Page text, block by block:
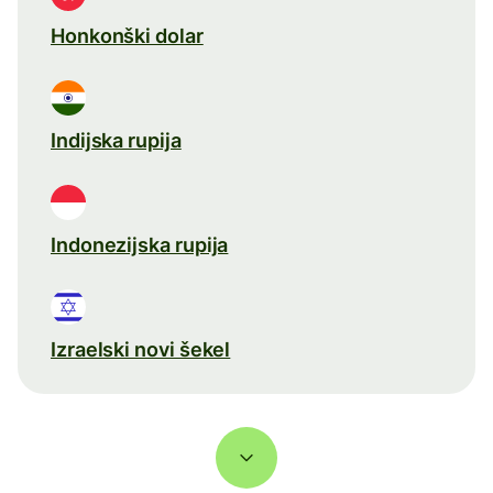
Honkonški dolar
Indijska rupija
Indonezijska rupija
Izraelski novi šekel